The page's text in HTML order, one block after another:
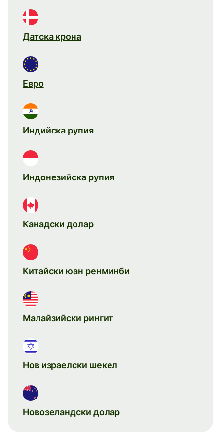
Датска крона
Евро
Индийска рупия
Индонезийска рупия
Канадски долар
Китайски юан ренминби
Малайзийски рингит
Нов израелски шекел
Новозеландски долар